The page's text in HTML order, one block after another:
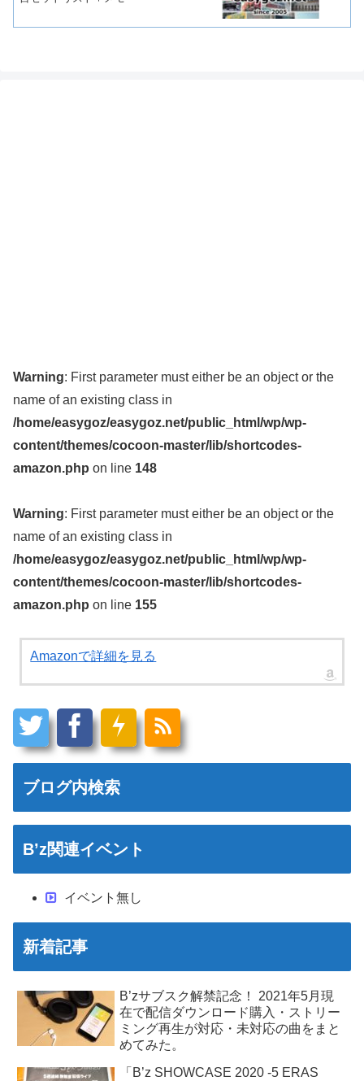
Warning: First parameter must either be an object or the
name of an existing class in
/home/easygoz/easygoz.net/public_html/wp/wp-
content/themes/cocoon-master/lib/shortcodes-
amazon.php on line 148
Warning: First parameter must either be an object or the
name of an existing class in
/home/easygoz/easygoz.net/public_html/wp/wp-
content/themes/cocoon-master/lib/shortcodes-
amazon.php on line 155
Amazonで詳細を見る
ブログ内検索
B’z関連イベント
イベント無し
新着記事
B’zサブスク解禁記念！ 2021年5月現
在で配信ダウンロード購入・ストリー
ミング再生が対応・未対応の曲をまと
めてみた。
「B’z SHOWCASE 2020 -5 ERAS